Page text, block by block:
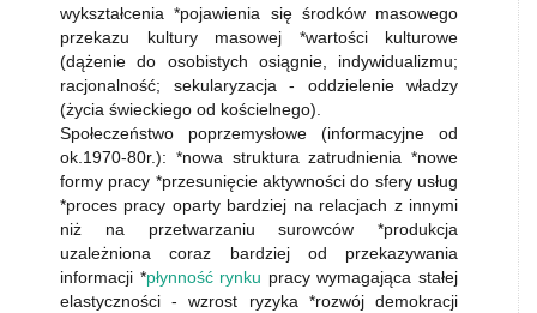
wykształcenia *pojawienia się środków masowego
przekazu kultury masowej *wartości kulturowe
(dążenie do osobistych osiągnie, indywidualizmu;
racjonalność; sekularyzacja - oddzielenie władzy
(życia świeckiego od kościelnego).
Społeczeństwo poprzemysłowe (informacyjne od
ok.1970-80r.): *nowa struktura zatrudnienia *nowe
formy pracy *przesunięcie aktywności do sfery usług
*proces pracy oparty bardziej na relacjach z innymi
niż na przetwarzaniu surowców *produkcja
uzależniona coraz bardziej od przekazywania
informacji *płynność rynku pracy wymagająca stałej
elastyczności - wzrost ryzyka *rozwój demokracji